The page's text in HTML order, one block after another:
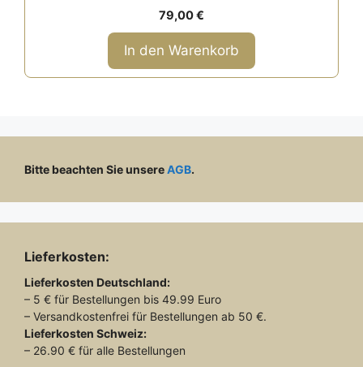
o
n
5
79,00€
In den Warenkorb
Bitte beachten Sie unsereAGB.
Lieferkosten:
Lieferkosten Deutschland:
– 5 € für Bestellungen bis 49.99 Euro
– Versandkostenfrei für Bestellungen ab 50 €.
Lieferkosten Schweiz:
– 26.90 € für alle Bestellungen